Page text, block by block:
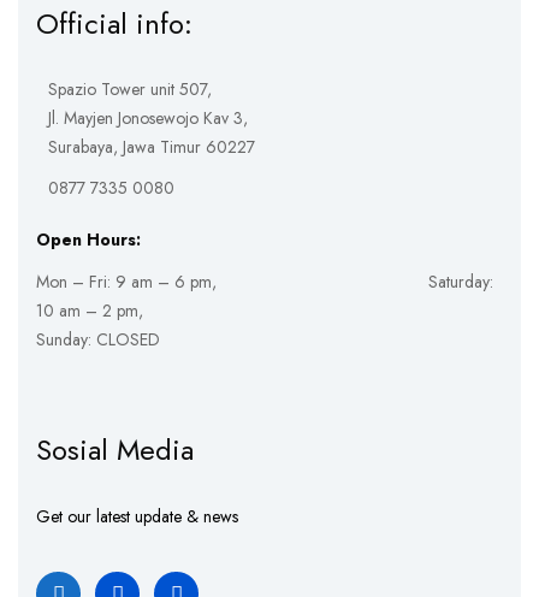
Official info:
Spazio Tower unit 507,
Jl. Mayjen Jonosewojo Kav 3,
Surabaya, Jawa Timur 60227
0877 7335 0080
Open Hours:
Mon – Fri: 9 am – 6 pm, Saturday:
10 am – 2 pm,
Sunday: CLOSED
Sosial Media
Get our latest update & news